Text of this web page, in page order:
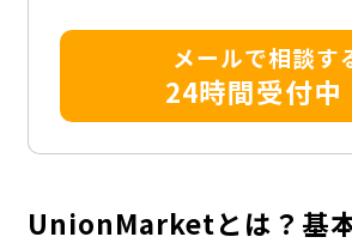
メールで相談す
24時間受付中
UnionMarketとは？基